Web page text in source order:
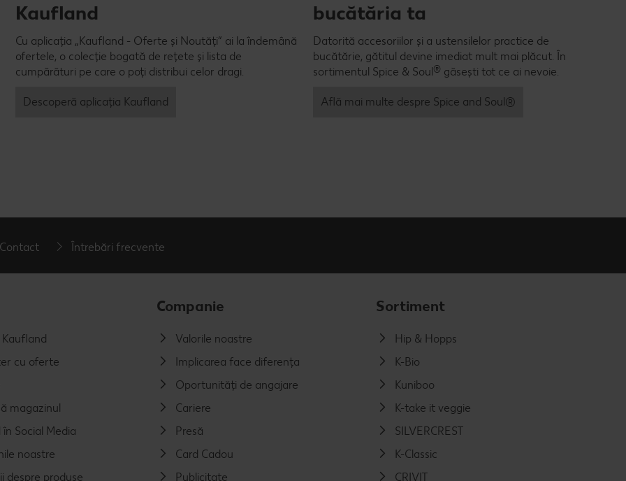
Kaufland
Cu aplicația „Kaufland - Oferte și Noutăți” ai la îndemână
ofertele, o colecție bogată de rețete și lista de
cumpărături pe care o poți distribui celor dragi.
Descoperă aplicația Kaufland
bucătăria ta
Datorită accesoriilor și a ustensilelor practice de
bucătărie, gătitul devine imediat mult mai plăcut. În
sortimentul Spice & Soul ® găsești tot ce ai nevoie.
Află mai multe despre Spice and Soul®
Contact Întrebări frecvente
cu oferte
magazinul
în Social Media
noastre
despre produse
Companie
Valorile noastre
Implicarea face diferența
Oportunități de angajare
Cariere
Presă
Card Cadou
Publicitate
Sortiment
Hip & Hopps
K-Bio
Kuniboo
K-take it veggie
SILVERCREST
K-Classic
CRIVIT